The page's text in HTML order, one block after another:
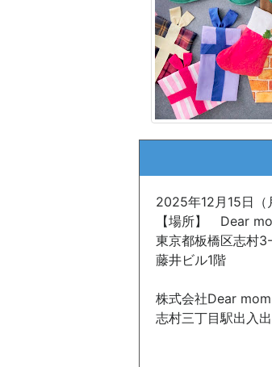
2025年12月15日（
【場所】 Dear
東京都板橋区志村
藤井ビル1階
株式会社Dear
志村三丁目駅出入